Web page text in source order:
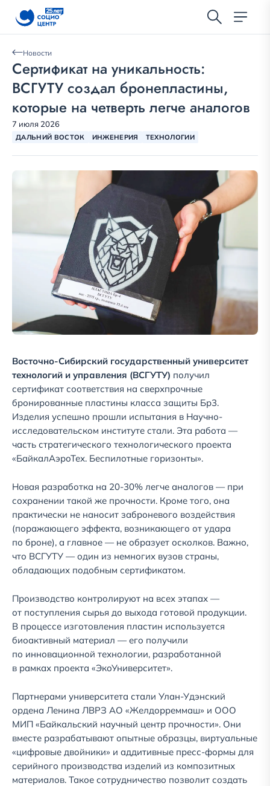
Новости
Сертификат на уникальность:
ВСГУТУ создал бронепластины,
которые на четверть легче аналогов
7 июля 2026
ДАЛЬНИЙ ВОСТОК ИНЖЕНЕРИЯ ТЕХНОЛОГИИ
Восточно-Сибирский государственный университет
технологий и управления (ВСГУТУ) получил
сертификат соответствия на сверхпрочные
бронированные пластины класса защиты Бр3.
Изделия успешно прошли испытания в Научно-
исследовательском институте стали. Эта работа —
часть стратегического технологического проекта
«БайкалАэроТех. Беспилотные горизонты».
Новая разработка на 20-30% легче аналогов — при
сохранении такой же прочности. Кроме того, она
практически не наносит заброневого воздействия
(поражающего эффекта, возникающего от удара
по броне), а главное — не образует осколков. Важно,
что ВСГУТУ — один из немногих вузов страны,
обладающих подобным сертификатом.
Производство контролируют на всех этапах —
от поступления сырья до выхода готовой продукции.
В процессе изготовления пластин используется
биоактивный материал — его получили
по инновационной технологии, разработанной
в рамках проекта «ЭкоУниверситет».
Партнерами университета стали Улан-Удэнский
ордена Ленина ЛВРЗ АО «Желдорреммаш» и ООО
МИП «Байкальский научный центр прочности». Они
вместе разрабатывают опытные образцы, виртуальные
«цифровые двойники» и аддитивные пресс-формы для
серийного производства изделий из композитных
материалов. Такое сотрудничество позволит создать